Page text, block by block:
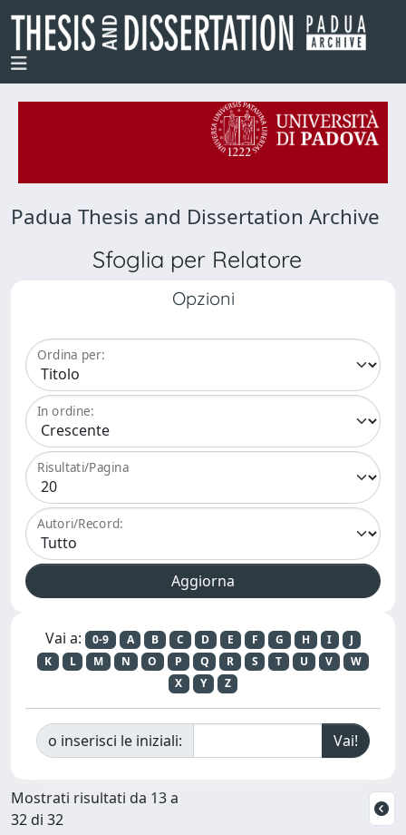
Padua Thesis and Dissertation Archive
Sfoglia per Relatore
Opzioni
Ordina per:
In ordine:
Risultati/Pagina
Autori/Record:
Vai a: 0-9 A B C D E F G H I
J
K
L M N O P Q R S T U V
W
X
Y Z
o inserisci le iniziali:
Mostrati risultati da 13 a
32 di 32